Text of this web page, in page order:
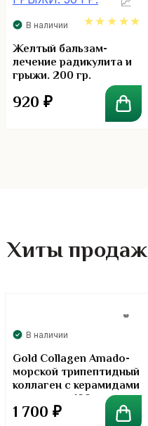
В наличии
5.00
Желтый бальзам-
лечение радикулита и
грыжи. 200 гр.
920 ₽
Хиты продаж
В наличии
Gold Collagen Amado-
морской трипептидный
коллаген с керамидами
в порошке. 100 грамм
1 700 ₽